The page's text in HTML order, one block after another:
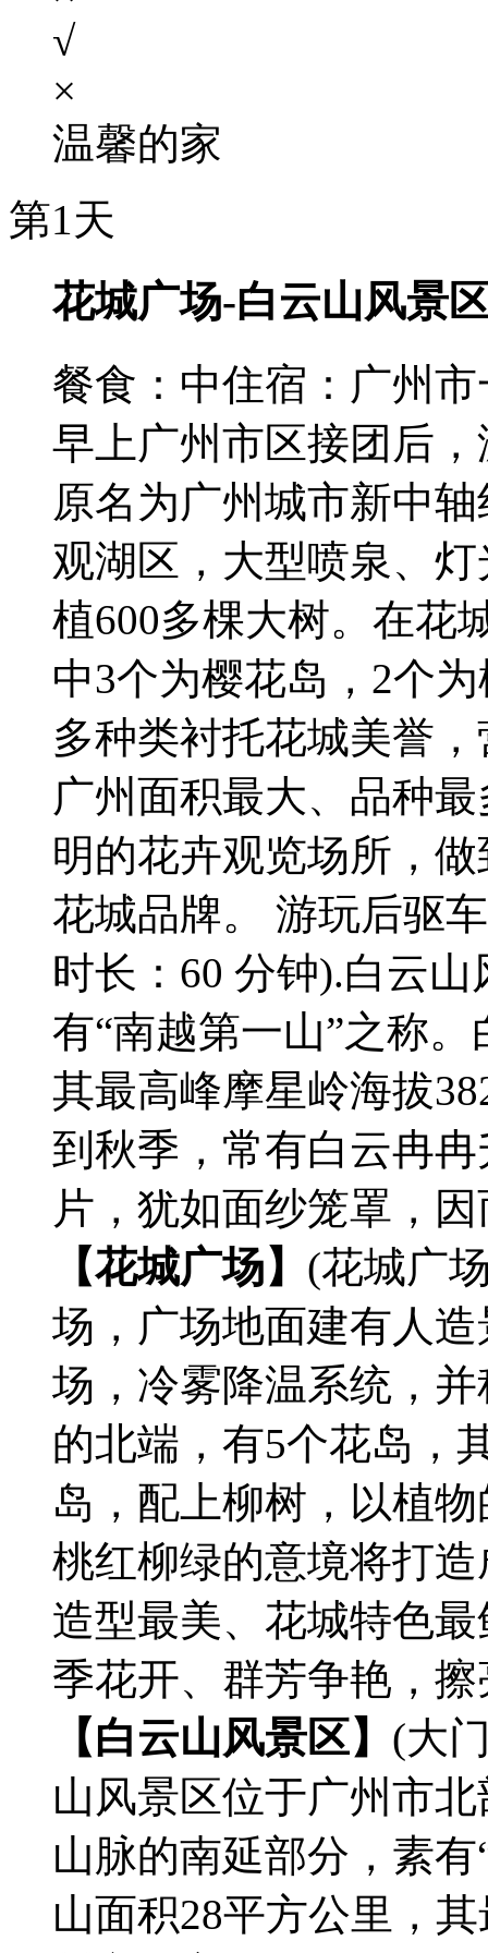
√
×
温馨的家
第1天
花城广场-白云山风景
餐食：中住宿：广州
早上广州市区接团后
原名为广州城市新中
观湖区，大型喷泉、
植600多棵大树。在花
中3个为樱花岛，2个
多种类衬托花城美誉
广州面积最大、品种
明的花卉观览场所，
花城品牌。 游玩后驱
时长：60 分钟).白云
有“南越第一山”之称
其最高峰摩星岭海拔
到秋季，常有白云冉
片，犹如面纱笼罩，
【花城广场】 (花城广
场，广场地面建有人
场，冷雾降温系统，
的北端，有5个花岛，
岛，配上柳树，以植
桃红柳绿的意境将打
造型最美、花城特色
季花开、群芳争艳，
【白云山风景区】 (大
山风景区位于广州市
山脉的南延部分，素
山面积28平方公里，